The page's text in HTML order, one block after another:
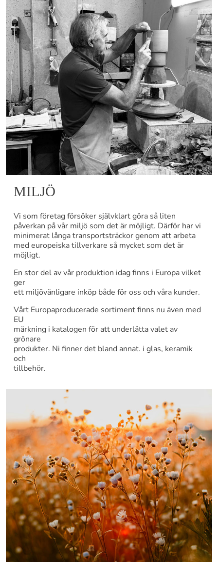
MILJÖ
Vi som företag försöker självklart göra så liten
påverkan på vår miljö som det är möjligt. Därför har vi
minimerat långa transportsträckor genom att arbeta
med europeiska tillverkare så mycket som det är
möjligt.
En stor del av vår produktion idag finns i Europa vilket
ger
ett miljövänligare inköp både för oss och våra kunder.
Vårt Europaproducerade sortiment finns nu även med
EU
märkning i katalogen för att underlätta valet av
grönare
produkter. Ni finner det bland annat. i glas, keramik
och
tillbehör.